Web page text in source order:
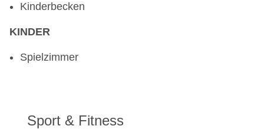
Kinderbecken
KINDER
Spielzimmer
Sport & Fitness